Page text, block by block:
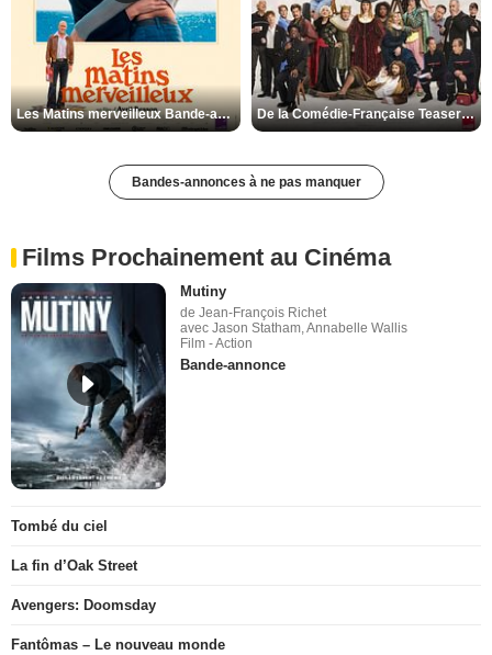
Les Matins merveilleux Bande-annonce VF De la Comédie-Française Teaser VF
Bandes-annonces à ne pas manquer
Films Prochainement au Cinéma
Mutiny
de Jean-François Richet
avec Jason Statham, Annabelle Wallis
Film - Action
Bande-annonce
Tombé du ciel
La fin d’Oak Street
Avengers: Doomsday
Fantômas – Le nouveau monde